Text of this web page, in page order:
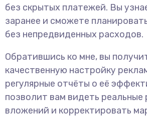
без скрытых платежей. Вы
заранее и сможете
без непредвиденных расходов.
Обратившись ко мне, вы
качественную настройку
регулярные отчёты о её
позволит вам видеть реальные
вложений и корректировать